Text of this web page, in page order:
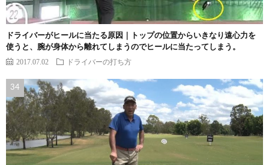
ドライバーがヒールに当たる原因｜トップの位置からいきなり遠心力を
使うと、腕が身体から離れてしまうのでヒールに当たってしまう。
2017.07.02 ドライバーの打ち方